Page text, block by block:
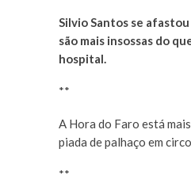
Silvio Santos se
são mais insossas do
hospital.
**
A Hora do Faro está
piada de palhaço em
**